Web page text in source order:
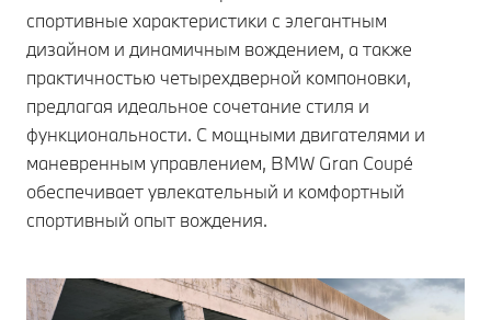
спортивные характеристики с элегантным
дизайном и динамичным вождением, а также
практичностью четырехдверной компоновки,
предлагая идеальное сочетание стиля и
функциональности. С мощными двигателями и
маневренным управлением, BMW Gran Coupé
обеспечивает увлекательный и комфортный
спортивный опыт вождения.